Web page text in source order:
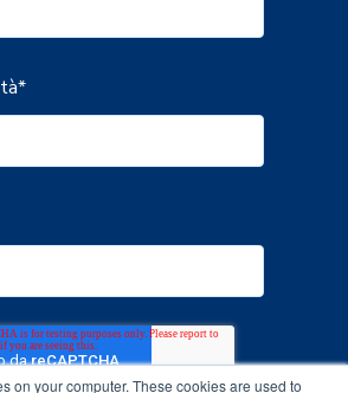
on your computer. These cookies are used to
*